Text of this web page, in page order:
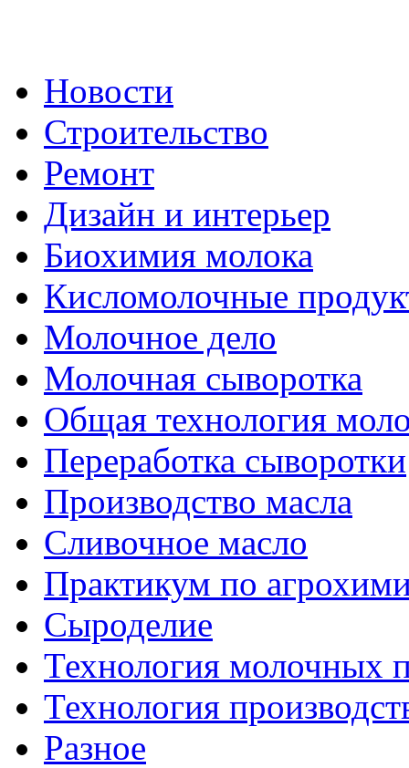
Новости
Строительство
Ремонт
Дизайн и интерьер
Биохимия молока
Кисломолочные
Молочное дело
Молочная сыворотка
Общая технология
Переработка сыворотки
Производство масла
Сливочное масло
Практикум по
Сыроделие
Технология молочных
Технология
Разное